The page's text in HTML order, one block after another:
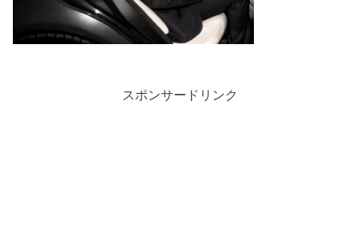
スポンサードリンク